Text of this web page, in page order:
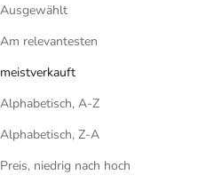
Ausgewählt
Am relevantesten
meistverkauft
Alphabetisch, A-Z
Alphabetisch, Z-A
Preis, niedrig nach hoch